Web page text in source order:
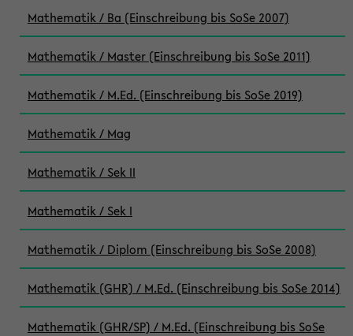
Mathematik / Ba (Einschreibung bis SoSe 2007)
Mathematik / Master (Einschreibung bis SoSe 2011)
Mathematik / M.Ed. (Einschreibung bis SoSe 2019)
Mathematik / Mag
Mathematik / Sek II
Mathematik / Sek I
Mathematik / Diplom (Einschreibung bis SoSe 2008)
Mathematik (GHR) / M.Ed. (Einschreibung bis SoSe 2014)
Mathematik (GHR/SP) / M.Ed. (Einschreibung bis SoSe